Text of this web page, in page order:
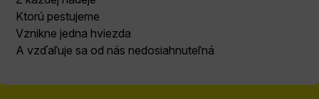
Ktorú pestujeme
Vznikne jedna hviezda
A vzďaľuje sa od nás nedosiahnuteľná